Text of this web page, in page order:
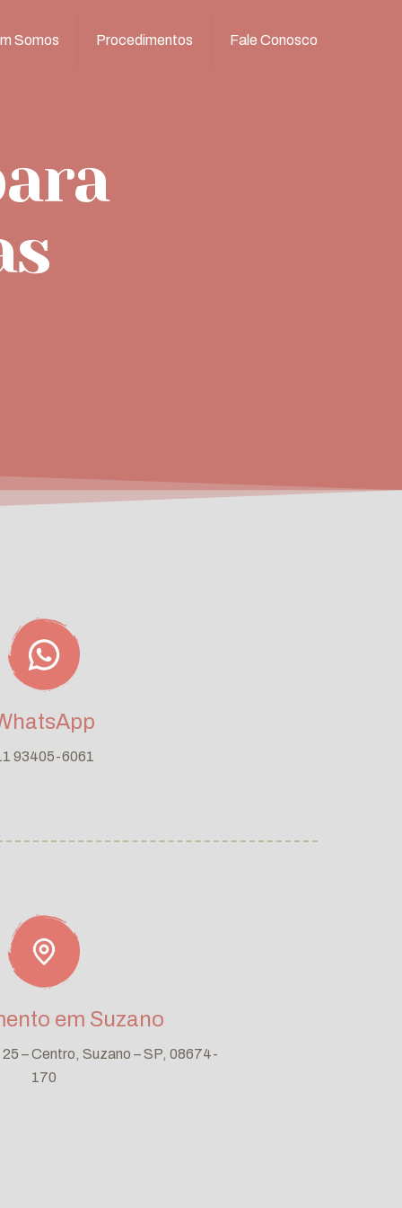
Somos Procedimentos Fale Conosco
93405-6061
em Suzano
– Centro, Suzano – SP, 08674-
170